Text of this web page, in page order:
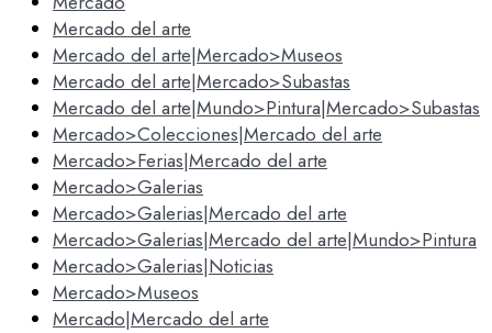
Mercado del arte
Mercado del arte|Mercado>Museos
Mercado del arte|Mercado>Subastas
Mercado del arte|Mundo>Pintura|Mercado>Subastas
Mercado>Colecciones|Mercado del arte
Mercado>Ferias|Mercado del arte
Mercado>Galerias
Mercado>Galerias|Mercado del arte
Mercado>Galerias|Mercado del arte|Mundo>Pintura
Mercado>Galerias|Noticias
Mercado>Museos
Mercado|Mercado del arte